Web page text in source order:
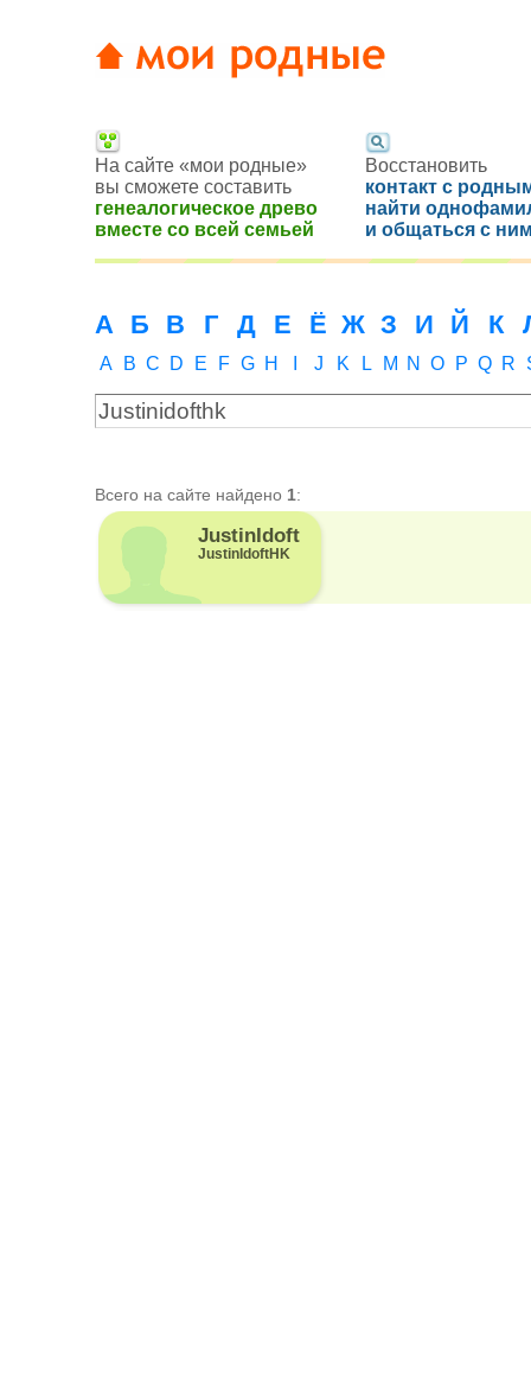
На сайте «мои родные»
вы сможете составить
генеалогическое древо
вместе со всей семьей
Восстановить
контакт с
найти
и общаться с
А Б В Г Д Е Ё Ж З И Й К
A B C D E F G H J K L M N O P Q R
Всего на сайте найдено 1:
JustinIdoft
JustinIdoftHK